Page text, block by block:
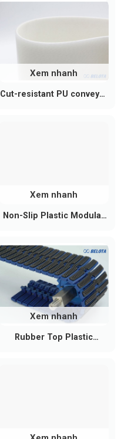
Cut-resistant PU conveyor
Xem nhanh
Non-Slip Plastic Modular
Xem nhanh
Rubber Top Plastic
Xem nhanh